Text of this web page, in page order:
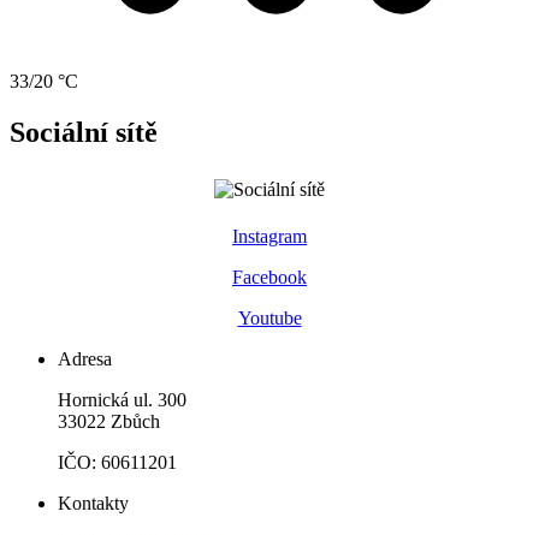
33/20 °C
Sociální sítě
Instagram
Facebook
Youtube
Adresa
Hornická ul. 300
33022 Zbůch
IČO: 60611201
Kontakty